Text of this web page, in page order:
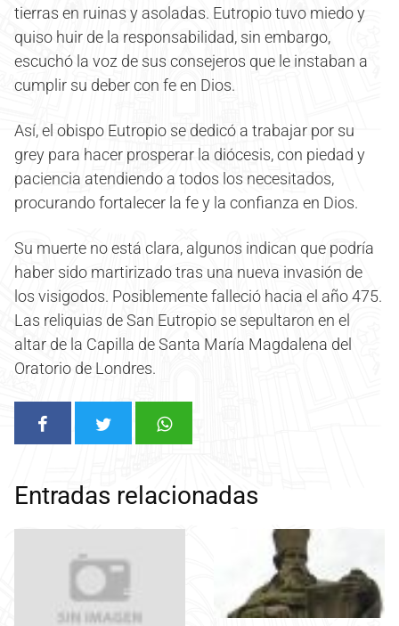
tierras en ruinas y asoladas. Eutropio tuvo miedo y
quiso huir de la responsabilidad, sin embargo,
escuchó la voz de sus consejeros que le instaban a
cumplir su deber con fe en Dios.
Así, el obispo Eutropio se dedicó a trabajar por su
grey para hacer prosperar la diócesis, con piedad y
paciencia atendiendo a todos los necesitados,
procurando fortalecer la fe y la confianza en Dios.
Su muerte no está clara, algunos indican que podría
haber sido martirizado tras una nueva invasión de
los visigodos. Posiblemente falleció hacia el año 475.
Las reliquias de San Eutropio se sepultaron en el
altar de la Capilla de Santa María Magdalena del
Oratorio de Londres.
Entradas relacionadas